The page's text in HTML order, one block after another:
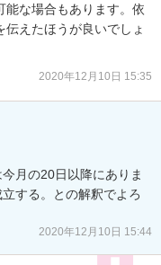
能な場合もあります。依
えたほうが良いでしょ
2020年12月10日 15:35
月の20日以降にありま
する。との解釈でよろ
2020年12月10日 15:44